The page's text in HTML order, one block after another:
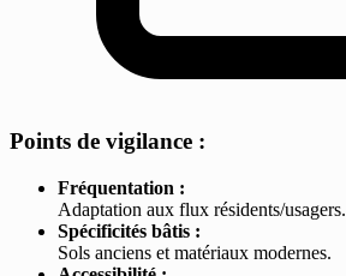
Points de vigilance :
Fréquentation :
Adaptation aux flux résidents/usagers.
Spécificités bâtis :
Sols anciens et matériaux modernes.